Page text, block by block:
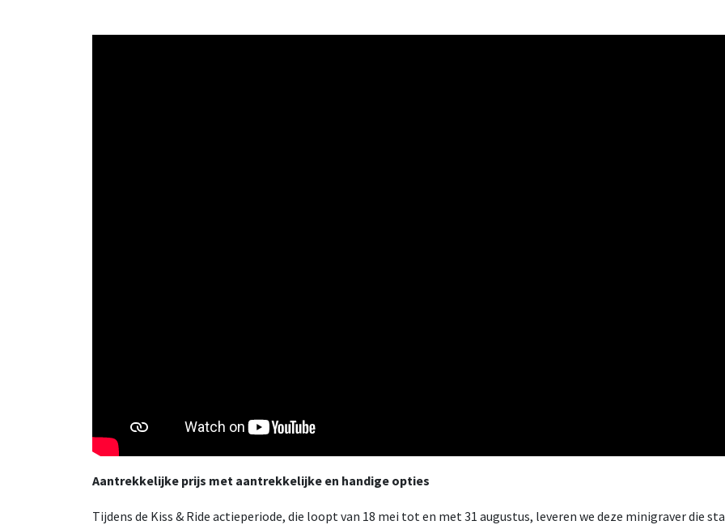
Aantrekkelijke prijs met aantrekkelijke en handige opties
Tijdens de Kiss & Ride actieperiode, die loopt van 18 mei tot en met 31 augustus, leveren we deze minigraver die